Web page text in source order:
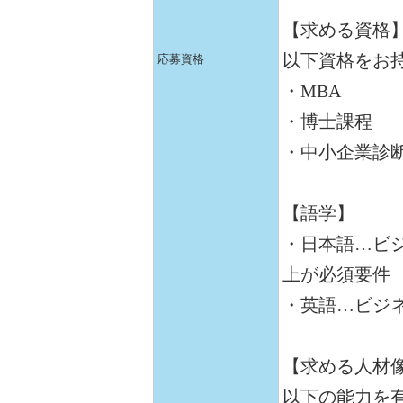
応募資格
【求める資格
以下資格をお
・MBA
・博士課程
・中小企業診
【語学】
・日本語…ビ
上が必須要件
・英語…ビジ
【求める人材
以下の能力を